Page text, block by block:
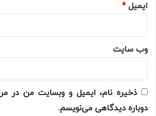
ایمیل*
وب‌ سایت
ذخیره نام، ایمیل و وبسایت من در
دوباره دیدگاهی می‌نویسم.